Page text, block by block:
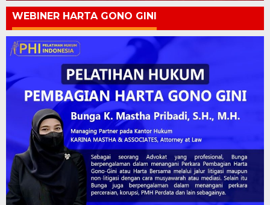
WEBINER HARTA GONO GINI